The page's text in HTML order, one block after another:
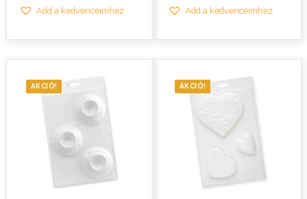
Add a kedvenceimhez Add a kedvenceimhez
AKCIÓ! AKCIÓ!